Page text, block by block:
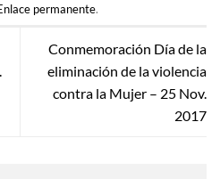
permanente.
Conmemoración Día de la
eliminación de la violencia
contra la Mujer – 25 Nov.
2017